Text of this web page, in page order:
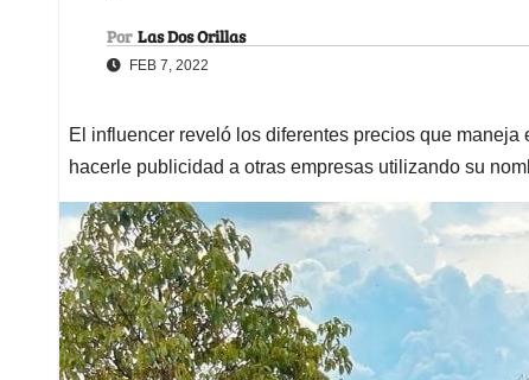
Por Las Dos Orillas
FEB 7, 2022
El influencer reveló los diferentes precios que
hacerle publicidad a otras empresas utilizando su